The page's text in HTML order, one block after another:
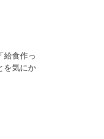
給食作っ
を気にか